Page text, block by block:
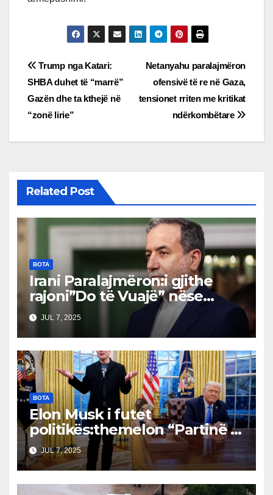
Post
navigation
Netanyahu paralajmëron
ofensivë të re në Gaza,
tensionet rriten me kritikat
ndërkombëtare
Trump nga Katari:
SHBA duhet të “marrë”
Gazën dhe ta kthejë në
“zonë lirie”
Related Post
BOTA
Irani Paralajmëron:i gjithe
rajoni”Do të Vuajë” nëse
Izraeli Nuk Mbahet
Përgjegjës
JUL 7, 2025
BOTA
Elon Musk i futet
politikës:themelon “Partinë e
Amerikës”Bordet drejtuese
dhe tregjet financiare të
shqetësuara
JUL 7, 2025